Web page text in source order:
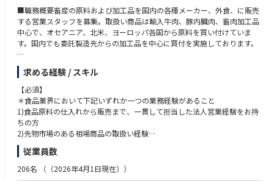
■職務概要畜産の原料および加工品を国内の各種メーカー、外食、に販売
する営業スタッフを募集。取扱い商品は輸入牛肉、豚内臓肉、畜肉加工品
中心で、オセアニア、北米、ヨーロッパ各国から原料を買い付けていま
す。国内でも委託製造先からの加工品を中心に買付を実施しております。
■具体的な業務
・国内外サプライヤーの選定、価格交渉
・バイヤーへの販売交渉
・輸入手続き
・相場確認
・新規商品開発など
■当ポジションの魅力
自らの考えた提案や携わった案件が商品化・メニュー化される醍醐味があ
ります。国内外のサプライヤーや販売先を対象としたグローバルかつ自由
度の高い営業を実施できます。
求める経験 / スキル
【必須】
＊食品業界において下記いずれか一つの業務経験があること
1)食品原料の仕入れから販売まで、一貫して担当した法人営業経験をお持
ちの方
2)先物市場のある相場商品の取扱い経験
＊ビジネス英会話レベル
＊普通自動車免許
従業員数
206名 （（2026年4月1日現在））